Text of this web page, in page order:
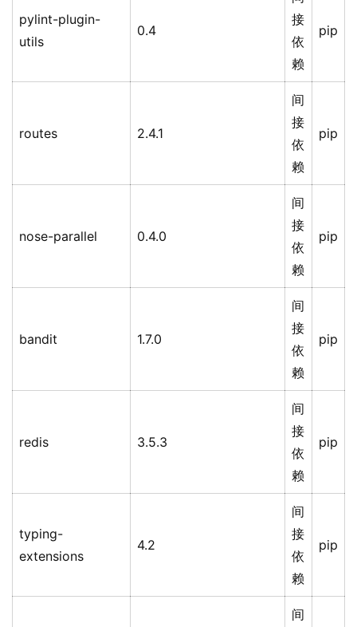
pylint-plugin-
utils
0.4
接
依
赖
pip
routes 2.4.1
间
接
依
赖
pip
nose-parallel 0.4.0
间
接
依
赖
pip
bandit 1.7.0
间
接
依
赖
pip
redis 3.5.3
间
接
依
赖
pip
typing-
extensions
4.2
间
接
依
赖
pip
间